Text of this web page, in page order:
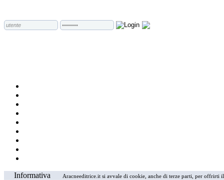
Informativa Aracneeditrice.it si avvale di cookie, anche di terze parti, per